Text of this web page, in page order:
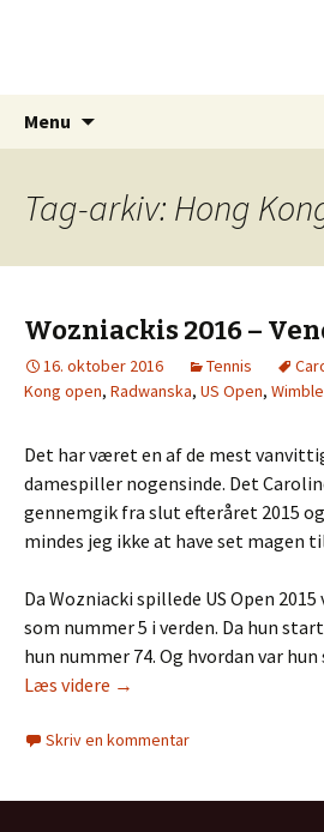
Menu
Tag-arkiv: Hong
Wozniackis 2016 –
16. oktober 2016 Tennis
Kong open, Radwanska, US Open,
Det har været en af de mest
damespiller nogensinde. Det
gennemgik fra slut efteråret 2015
mindes jeg ikke at have set magen
Da Wozniacki spillede US Open
som nummer 5 i verden. Da hun
hun nummer 74. Og hvordan var hun
Læs videre Wozniackis 2016 –
→
Skriv en kommentar